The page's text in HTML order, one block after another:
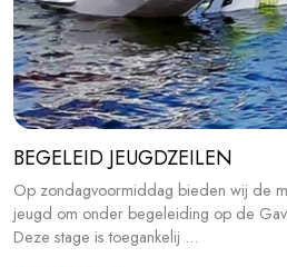
BEGELEID JEUGDZEILEN
Op zondagvoormiddag bieden wij de
jeugd om onder begeleiding op de
Deze stage is toegankelij ...